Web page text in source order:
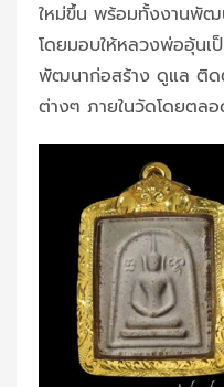
ใหม่ขึ้น พร้อมทั้งงานพัฒ
โดยมอบให้หลวงพ่ออุ้นเ
พัฒนาก่อสร้าง ดูแล ติด
ต่างๆ ภายในวัดโดยตล